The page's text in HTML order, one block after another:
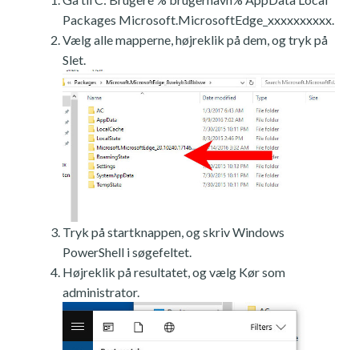
Packages Microsoft.MicrosoftEdge_xxxxxxxxxx.
Vælg alle mapperne, højreklik på dem, og tryk på
Slet.
Tryk på startknappen, og skriv Windows
PowerShell i søgefeltet.
Højreklik på resultatet, og vælg Kør som
administrator.